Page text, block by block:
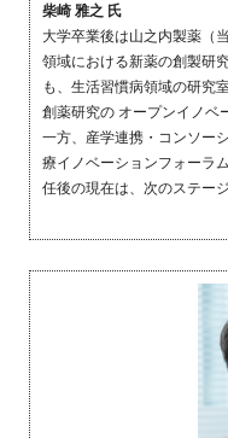
柴崎 雅之 氏
大学卒業後は山之内製薬（
領域における新薬の創製研
も、生活習慣病領域の研究
創薬研究の オープンイノベ
一方、産学連携・コンソー
療イノベーションフォーラ
任後の現在は、次のステー